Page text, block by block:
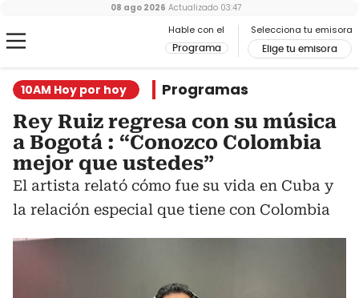
Hable con el
Programa
Selecciona tu emisora
Elige tu emisora
08 ago 2026 Actualizado 03:47
10AM Hoy por hoy Programas
Rey Ruiz regresa con su música
a Bogotá : “Conozco Colombia
mejor que ustedes”
El artista relató cómo fue su vida en Cuba y
la relación especial que tiene con Colombia